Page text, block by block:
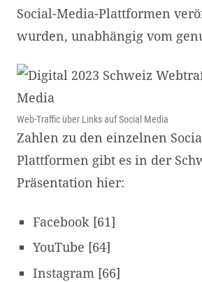
Social-Media-Plattformen
wurden, unabhängig vom
Web-Traffic über Links auf Social Media
Zahlen zu den einzelnen
Plattformen gibt es in der
Präsentation hier:
Facebook [61]
YouTube [64]
Instagram [66]